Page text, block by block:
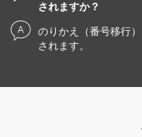
されますか？
のりかえ（番号移行
されます。